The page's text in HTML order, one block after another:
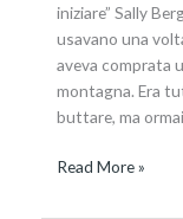
iniziare” Sally
usavano una
aveva comprata
montagna. Era
buttare, ma
Read More »